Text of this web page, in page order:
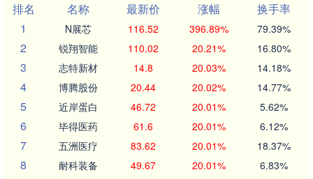
排名
名称 最新价 涨幅
换手率
1
N展芯 116.52 396.89% 79.39%
2 锐翔智能 110.02 20.21% 16.80%
3 志特新材 14.8 20.03% 14.18%
4 博腾股份 20.44 20.02% 14.77%
5 近岸蛋白 46.72 20.01% 5.62%
6 毕得医药 61.6 20.01% 6.12%
7 五洲医疗 83.62 20.01% 18.37%
8 耐科装备 49.67 20.01% 6.83%